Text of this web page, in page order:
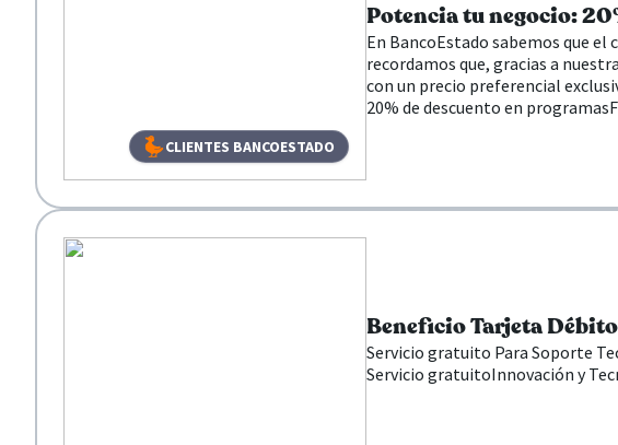
CLIENTES BANCOESTADO
Potencia tu negocio:
En BancoEstado sabemos que
recordamos que, gracias a
con un precio preferencial
20% de descuento en programas
Beneficio Tarjeta
Servicio gratuito Para Soporte
Servicio gratuitoInnovación y